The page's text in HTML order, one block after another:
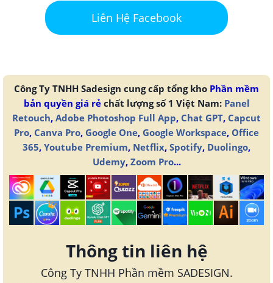
Liên Hệ Facebook
Công Ty TNHH Sadesign cung cấp tổng kho Phần mềm
bản quyền giá rẻchất lượng số 1 Việt Nam: Panel
Retouch, Adobe Photoshop Full App, Chat GPT, Capcut
Pro, Canva Pro, Google One, Google Workspace, Office
365, Youtube Premium, Netflix, Spotify, Duolingo,
Udemy, Zoom Pro...
Thông tin liên hệ
Công Ty TNHH Phần mềm SADESIGN.